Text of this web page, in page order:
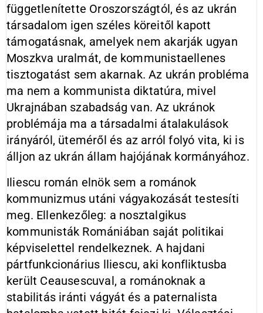
függetlenítette Oroszországtól, és az ukrán
társadalom igen széles köreitől kapott
támogatásnak, amelyek nem akarják ugyan
Moszkva uralmát, de kommunistaellenes
tisztogatást sem akarnak. Az ukrán probléma
ma nem a kommunista diktatúra, mivel
Ukrajnában szabadság van. Az ukránok
problémája ma a társadalmi átalakulások
irányáról, üteméről és az arról folyó vita, ki is
álljon az ukrán állam hajójának kormányához.
Iliescu román elnök sem a románok
kommunizmus utáni vágyakozását testesíti
meg. Ellenkezőleg: a nosztalgikus
kommunisták Romániában saját politikai
képviselettel rendelkeznek. A hajdani
pártfunkcionárius lliescu, aki konfliktusba
került Ceausescuval, a románoknak a
stabilitás iránti vágyát és a paternalista